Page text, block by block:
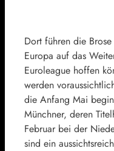
Dort führen die
Europa auf das
Euroleague hoffen
werden
die Anfang Mai
Münchner, deren
Februar bei der
sind ein